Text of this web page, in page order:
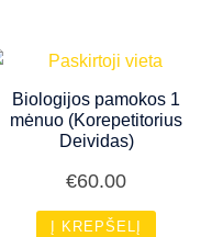
Biologijos pamokos 1
mėnuo (Korepetitorius
Deividas)
€60.00
Į KREPŠELĮ